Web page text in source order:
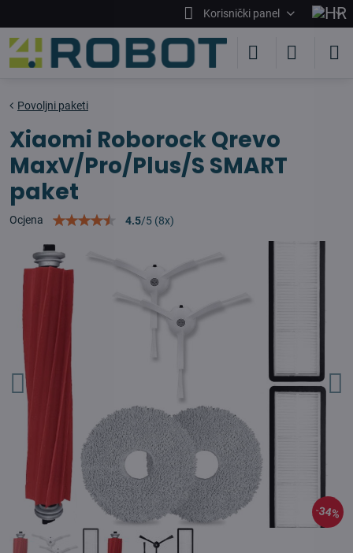
Korisnički panel
34%
Povoljni paketi
Xiaomi Roborock Qrevo
MaxV/Pro/Plus/S SMART
paket
Ocjena 4.5/5 (8x)